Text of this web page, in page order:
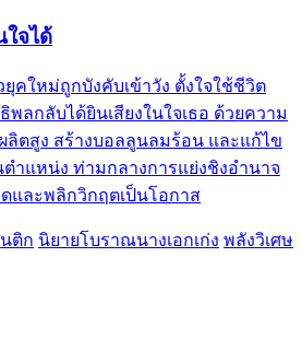
ใจได้
คใหม่ถูกบังคับเข้าวัง ตั้งใจใช้ชีวิต
ลกลับได้ยินเสียงในใจเธอ ด้วยความ
ลิตสูง สร้างบอลลูนลมร้อน และแก้ไข
ตำแหน่ง ท่ามกลางการแย่งชิงอำนาจ
และพลิกวิกฤตเป็นโอกาส
ติก นิยายโบราณนางเอกเก่ง พลังวิเศษ